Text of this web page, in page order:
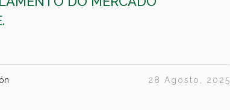
28 Agosto, 2025